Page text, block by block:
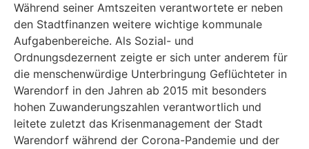
Während seiner Amtszeiten verantwortete er neben
den Stadtfinanzen weitere wichtige kommunale
Aufgabenbereiche. Als Sozial- und
Ordnungsdezernent zeigte er sich unter anderem für
die menschenwürdige Unterbringung Geflüchteter in
Warendorf in den Jahren ab 2015 mit besonders
hohen Zuwanderungszahlen verantwortlich und
leitete zuletzt das Krisenmanagement der Stadt
Warendorf während der Corona-Pandemie und der